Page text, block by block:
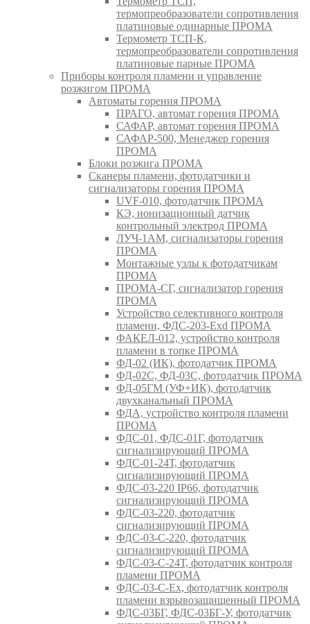
термопреобразователи сопротивления
платиновые одинарные ПРОМА
Термометр ТСП-К,
термопреобразователи сопротивления
платиновые парные ПРОМА
Приборы контроля пламени и управление
розжигом ПРОМА
Автоматы горения ПРОМА
ПРАГО, автомат горения ПРОМА
САФАР, автомат горения ПРОМА
САФАР-500, Менеджер горения
ПРОМА
Блоки розжига ПРОМА
Сканеры пламени, фотодатчики и
сигнализаторы горения ПРОМА
UVF-010, фотодатчик ПРОМА
КЭ, ионизационный датчик
контрольный электрод ПРОМА
ЛУЧ-1АМ, сигнализаторы горения
ПРОМА
Монтажные узлы к фотодатчикам
ПРОМА
ПРОМА-СГ, сигнализатор горения
ПРОМА
Устройство селективного контроля
пламени, ФДС-203-Exd ПРОМА
ФАКЕЛ-012, устройство контроля
пламени в топке ПРОМА
ФД-02 (ИК), фотодатчик ПРОМА
ФД-02С, ФД-03С, фотодатчик ПРОМА
ФД-05ГМ (УФ+ИК), фотодатчик
двухканальный ПРОМА
ФДА, устройство контроля пламени
ПРОМА
ФДС-01, ФДС-01Г, фотодатчик
сигнализирующий ПРОМА
ФДС-01-24Т, фотодатчик
сигнализирующий ПРОМА
ФДС-03-220 IP66, фотодатчик
сигнализирующий ПРОМА
ФДС-03-220, фотодатчик
сигнализирующий ПРОМА
ФДС-03-С-220, фотодатчик
сигнализирующий ПРОМА
ФДС-03-С-24Т, фотодатчик контроля
пламени ПРОМА
ФДС-03-С-Ex, фотодатчик контроля
пламени взрывозащищенный ПРОМА
ФДС-03БГ, ФДС-03БГ-У, фотодатчик